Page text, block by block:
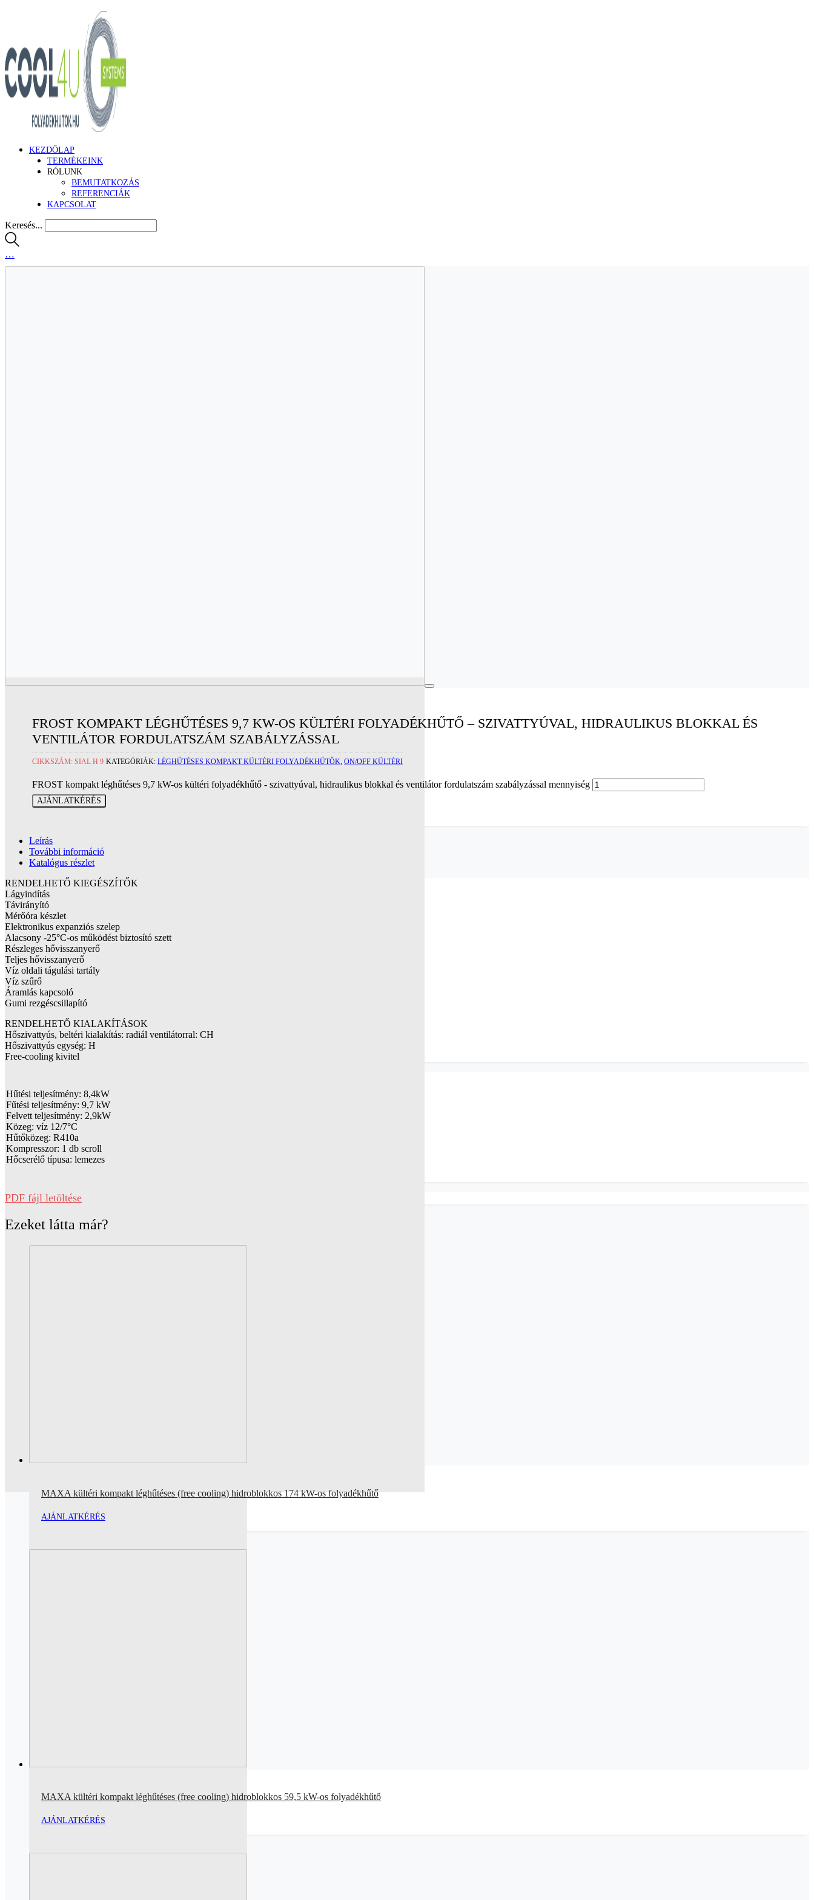
KEZDŐLAP
TERMÉKEINK
RÓLUNK
BEMUTATKOZÁS
REFERENCIÁK
KAPCSOLAT
Keresés...
…
FROST KOMPAKT LÉGHŰTÉSES 9,7 KW-OS KÜLTÉRI FOLYADÉKHŰTŐ – SZIVATTYÚVAL, HIDRAULIKUS BLOKKAL ÉS
VENTILÁTOR FORDULATSZÁM SZABÁLYZÁSSAL
CIKKSZÁM: SIAL H 9 KATEGÓRIÁK: LÉGHŰTÉSES KOMPAKT KÜLTÉRI FOLYADÉKHŰTŐK, ON/OFF KÜLTÉRI
FROST kompakt léghűtéses 9,7 kW-os kültéri folyadékhűtő - szivattyúval, hidraulikus blokkal és ventilátor fordulatszám szabályzással mennyiség
AJÁNLATKÉRÉS
Leírás
További információ
Katalógus részlet
RENDELHETŐ KIEGÉSZÍTŐK
Lágyindítás
Távirányító
Mérőóra készlet
Elektronikus expanziós szelep
Alacsony -25°C-os működést biztosító szett
Részleges hővisszanyerő
Teljes hővisszanyerő
Víz oldali tágulási tartály
Víz szűrő
Áramlás kapcsoló
Gumi rezgéscsillapító
RENDELHETŐ KIALAKÍTÁSOK
Hőszivattyús, beltéri kialakítás: radiál ventilátorral: CH
Hőszivattyús egység: H
Free-cooling kivitel
Hűtési teljesítmény: 8,4kW
Fűtési teljesítmény: 9,7 kW
Felvett teljesítmény: 2,9kW
Közeg: víz 12/7°C
Hűtőközeg: R410a
Kompresszor: 1 db scroll
Hőcserélő típusa: lemezes
PDF fájl letöltése
Ezeket látta már?
MAXA kültéri kompakt léghűtéses (free cooling) hidroblokkos 174 kW-os folyadékhűtő
AJÁNLATKÉRÉS
MAXA kültéri kompakt léghűtéses (free cooling) hidroblokkos 59,5 kW-os folyadékhűtő
AJÁNLATKÉRÉS